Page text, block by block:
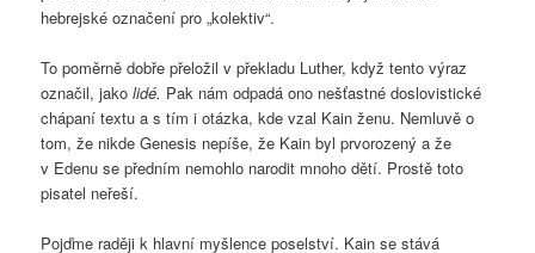
hebrejské označení pro „kolektiv“.
To poměrně dobře přeložil v překladu Luther, když tento výraz
označil, jakolidé. Pak nám odpadá ono nešťastné doslovistické
chápaní textu a s tím i otázka, kde vzal Kain ženu. Nemluvě o
tom, že nikde Genesis nepíše, že Kain byl prvorozený a že
v Edenu se předním nemohlo narodit mnoho dětí. Prostě toto
pisatel neřeší.
Pojďme raději k hlavní myšlence poselství. Kain se stává